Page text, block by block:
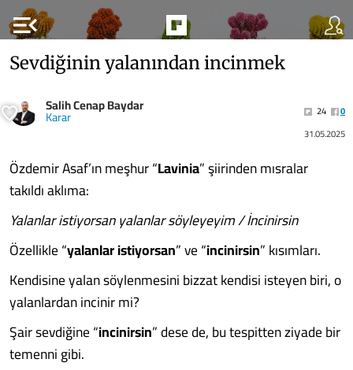
menu_open
Sevdiğinin yalanından incinmek
Salih Cenap Baydar
Karar 24
0
31.05.2025
Özdemir Asaf’ın meşhur “Lavinia” şiirinden mısralar
takıldı aklıma:
Yalanlar istiyorsan yalanlar söyleyeyim / İncinirsin
Özellikle “yalanlar istiyorsan” ve “incinirsin” kısımları.
Kendisine yalan söylenmesini bizzat kendisi isteyen biri, o
yalanlardan incinir mi?
Şair sevdiğine “incinirsin” dese de, bu tespitten ziyade bir
temenni gibi.